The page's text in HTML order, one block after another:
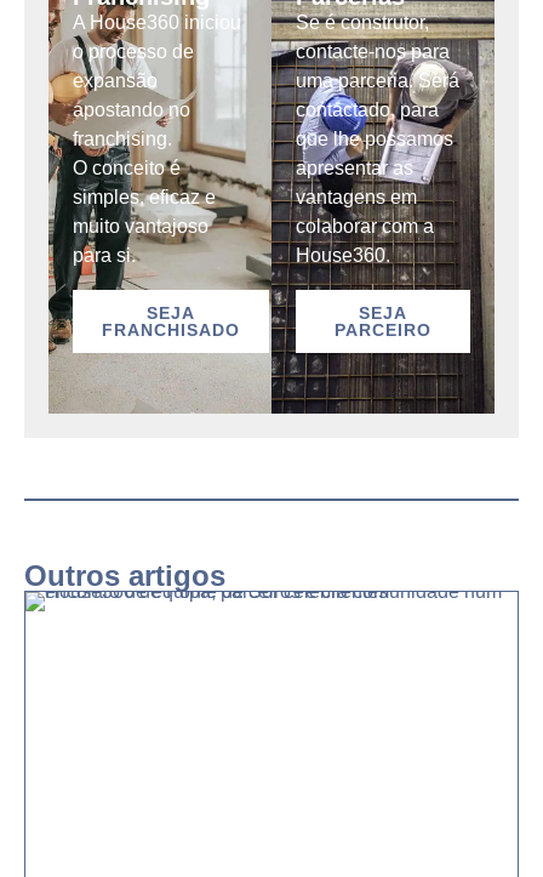
A House360 iniciou
o processo de
expansão
apostando no
franchising.
O conceito é
simples, eficaz e
muito vantajoso
para si.
SEJA
FRANCHISADO
Se é construtor,
contacte-nos para
uma parceria. Será
contactado, para
que lhe possamos
apresentar as
vantagens em
colaborar com a
House360.
SEJA
PARCEIRO
Outros artigos